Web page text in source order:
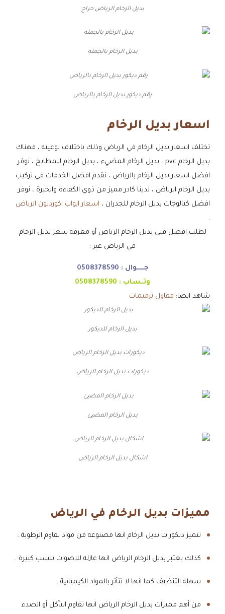
بديل الرخام الرياض حراج
بديل الرخام بالجمله
رقم ديكور بديل الرخام بالرياض
اسعار بديل الرخام
تختلف اسعار بديل الرخام في الرياض وذلك باختلاف نوعيته ، فهناك
بديل الرخام pvc ، بديل الرخام المضيء ، بديل الرخام للمطابخ ، نوفر
افضل اسعار بديل الرخام بالرياض ، نقدم افضل الخدمات في تركيب
بديل الرخام الرياض ، لدينا كادر مميز من ذوي الكفاءة والخبرة ، نوفر
افضل كتالوجات بديل الرخام للجدران ، اسعار ابواب اكورديون الرياض
.
لطلب افضل فني بديل الرخام الرياض أو معرفة سعر بديل الرخام
في الرياض عبر :
جـــــوال : 0508378590
وتــساب : 0508378590
شاهد ايضا: مقاول ترميمات
بديل الرخام للديكور
ديكورات بديل الرخام الرياض
بديل الرخام المضيئ
اشكال بديل الرخام الرياض
مميزات بديل الرخام في الرياض
تتميز ديكورات بديل الرخام انها مصنوعه من مواد تقاوم الرطوبة .
كذلك يعتبر بديل الرخام الرياض انها عازله للاصوات بنسب كبيرة .
سهلة التنظيف كما انها لا تتأثر بالمواد الكيميائية .
من أهم مميزات بديل الرخام الرياض انها تقاوم التآكل أو الصدء